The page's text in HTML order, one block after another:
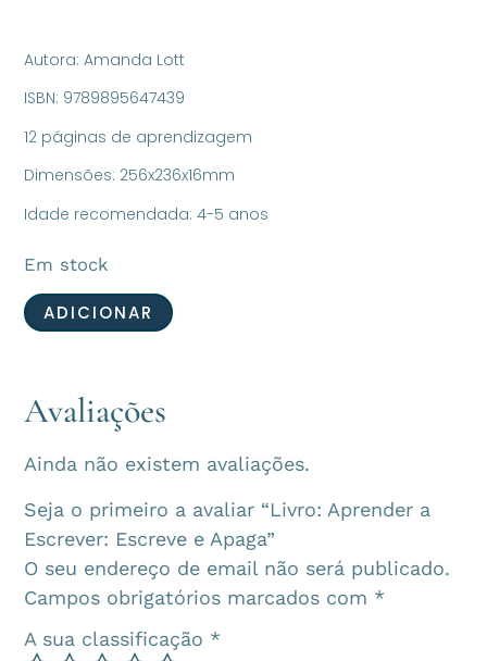
Autora: Amanda Lott
ISBN: 9789895647439
12 páginas de aprendizagem
Dimensões: 256x236x16mm
Idade recomendada: 4-5 anos
Em stock
ADICIONAR
Avaliações
Ainda não existem avaliações.
Seja o primeiro a avaliar “Livro: Aprender a
Escrever: Escreve e Apaga”
O seu endereço de email não será publicado.
Campos obrigatórios marcados com *
A sua classificação *